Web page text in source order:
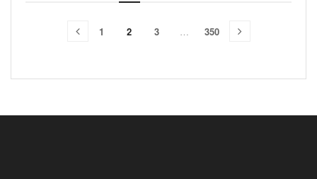
1 2 3 … 350